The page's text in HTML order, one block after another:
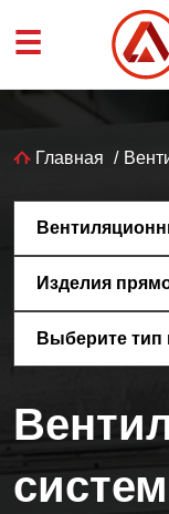
☰
Строка
навигации
Главная
Изделия
Выберите тип